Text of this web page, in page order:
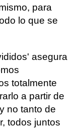
para
lo que se
asegura
totalmente
a partir de
no tanto de
todos juntos